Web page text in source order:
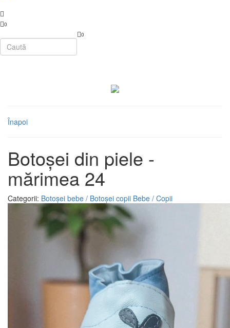
0
0
Înapoi
Botoșei din piele -
mărimea 24
Categorii: Botoșei bebe / Botoșei copii Bebe / Copii